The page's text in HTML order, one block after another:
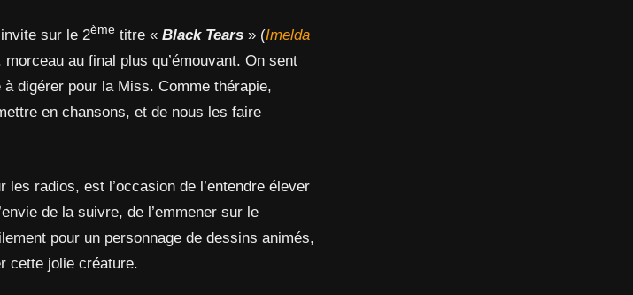
sur le 2ème titre «Black Tears » (Imelda
morceau au final plus qu’émouvant. On sent
digérer pour la Miss. Comme thérapie,
en chansons, et de nous les faire
les radios, est l’occasion de l’entendre élever
de la suivre, de l’emmener sur le
pour un personnage de dessins animés,
cette jolie créature.